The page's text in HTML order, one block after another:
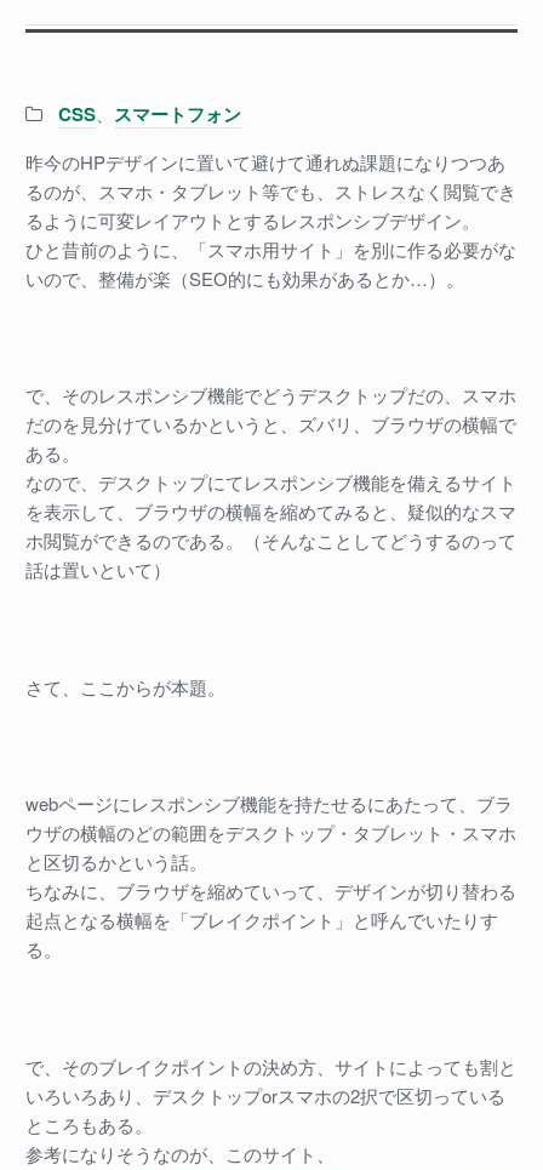
Categories:
CSS、 スマートフォン
昨今のHPデザインに置いて避けて通れぬ課題になりつつあ
るのが、スマホ・タブレット等でも、ストレスなく閲覧でき
るように可変レイアウトとするレスポンシブデザイン。
ひと昔前のように、「スマホ用サイト」を別に作る必要がな
いので、整備が楽（SEO的にも効果があるとか…）。
で、そのレスポンシブ機能でどうデスクトップだの、スマホ
だのを見分けているかというと、ズバリ、ブラウザの横幅で
ある。
なので、デスクトップにてレスポンシブ機能を備えるサイト
を表示して、ブラウザの横幅を縮めてみると、疑似的なスマ
ホ閲覧ができるのである。（そんなことしてどうするのって
話は置いといて）
さて、ここからが本題。
webページにレスポンシブ機能を持たせるにあたって、ブラ
ウザの横幅のどの範囲をデスクトップ・タブレット・スマホ
と区切るかという話。
ちなみに、ブラウザを縮めていって、デザインが切り替わる
起点となる横幅を「ブレイクポイント」と呼んでいたりす
る。
で、そのブレイクポイントの決め方、サイトによっても割と
いろいろあり、デスクトップorスマホの2択で区切っている
ところもある。
参考になりそうなのが、このサイト、